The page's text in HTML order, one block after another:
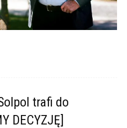
trafi do
DECYZJĘ]